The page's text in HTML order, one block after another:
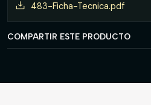
483-Ficha-Tecnica.pdf
COMPARTIR ESTE PRODUCTO